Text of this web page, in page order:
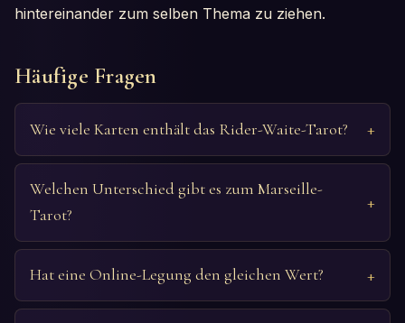
hintereinander zum selben Thema zu ziehen.
Häufige Fragen
Wie viele Karten enthält das Rider-Waite-Tarot?
Welchen Unterschied gibt es zum Marseille-
Tarot?
Hat eine Online-Legung den gleichen Wert?